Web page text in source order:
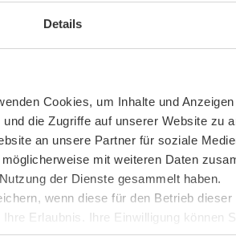
Details
Cookies, um Inhalte und
die Zugriffe auf unserer Website zu
an unsere Partner für soziale
mit weiteren Daten
der Dienste gesammelt haben.
wenn diese für den Betrieb dieser
Erlaubnis. Ihre Einwilligung können
Website ändern oder widerrufen.